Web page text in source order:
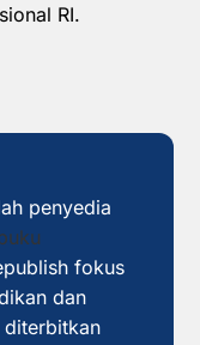
RI.
penyedia
fokus
dan
diterbitkan